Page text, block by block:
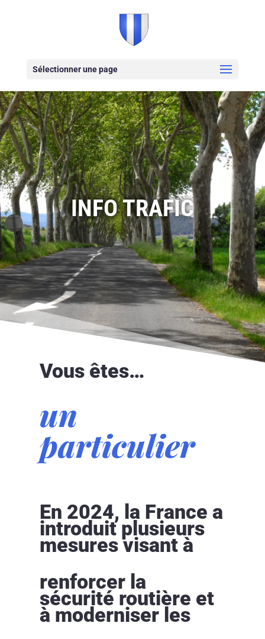
Sélectionner une page
INFO TRAFIC
Vous êtes…
un
particulier
En 2024, la France a
introduit plusieurs
mesures visant à
renforcer la
sécurité routière et
à moderniser les